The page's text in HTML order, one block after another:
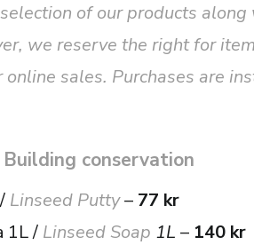
of our products
we reserve the right for
sales. Purchases are
Building conservation
Linseed Putty– 77 kr
1L / Linseed Soap 1L – 140 kr